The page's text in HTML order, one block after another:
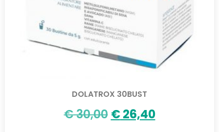
DOLATROX 30BUST
€30,00 €26,40